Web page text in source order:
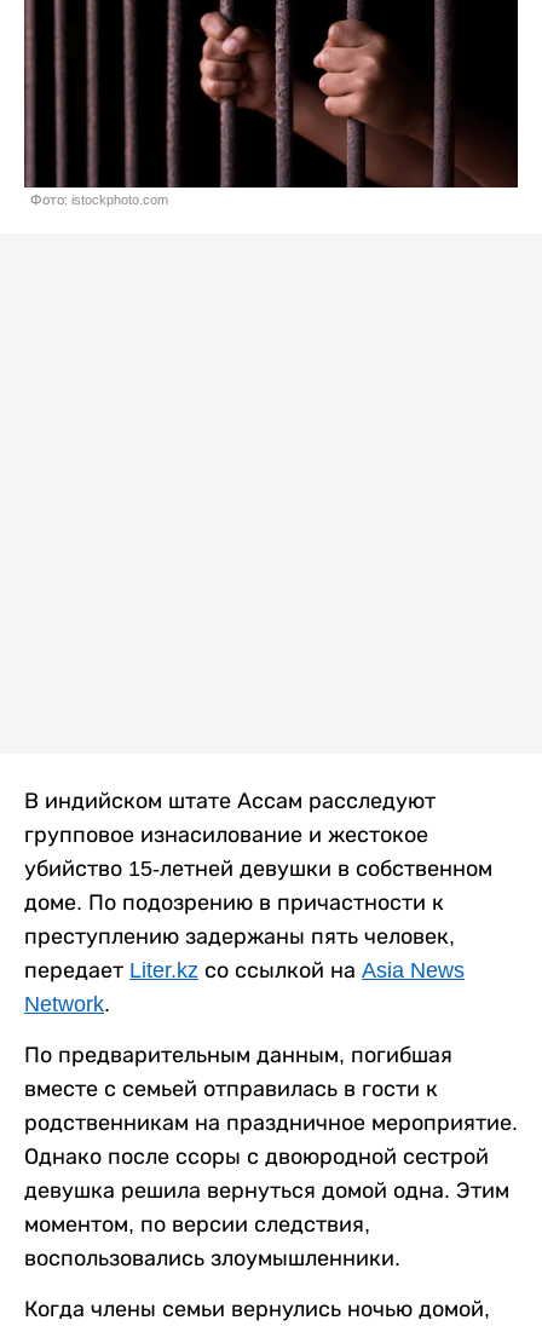
Фото: istockphoto.com
В индийском штате Ассам расследуют
групповое изнасилование и жестокое
убийство 15-летней девушки в собственном
доме. По подозрению в причастности к
преступлению задержаны пять человек,
передает Liter.kz со ссылкой на Asia News
Network.
По предварительным данным, погибшая
вместе с семьей отправилась в гости к
родственникам на праздничное мероприятие.
Однако после ссоры с двоюродной сестрой
девушка решила вернуться домой одна. Этим
моментом, по версии следствия,
воспользовались злоумышленники.
Когда члены семьи вернулись ночью домой,